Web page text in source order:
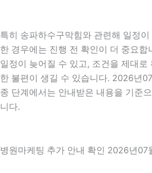
특히 송파하수구막힘와 관련해 일정
한 경우에는 진행 전 확인이 더 중요합
일정이 늦어질 수 있고, 조건을 제대
한 불편이 생길 수 있습니다. 2026년
종 단계에서는 안내받은 내용을 기준
니다.
병원마케팅 추가 안내 확인 2026년07